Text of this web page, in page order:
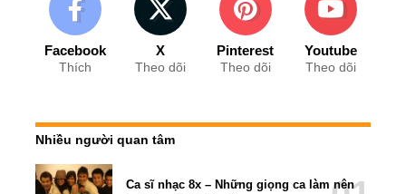
Facebook
Thích
X
Theo dõi
Pinterest
Theo dõi
Youtube
Theo dõi
Nhiều người quan tâm
Ca sĩ nhạc 8x – Những giọng ca làm nên